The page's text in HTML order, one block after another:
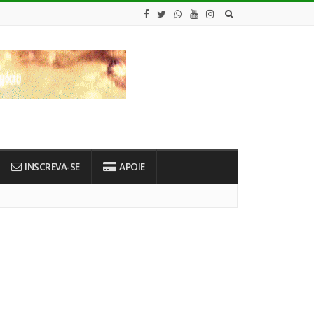
INSCREVA-SE APOIE